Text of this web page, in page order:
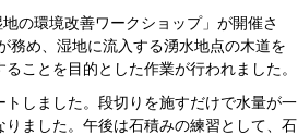
の環境改善ワークショップ」が開催さ
め、湿地に流入する湧水地点の木道を
ことを目的とした作業が行われました。
しました。段切りを施すだけで水量が一
ました。午後は石積みの練習として、石